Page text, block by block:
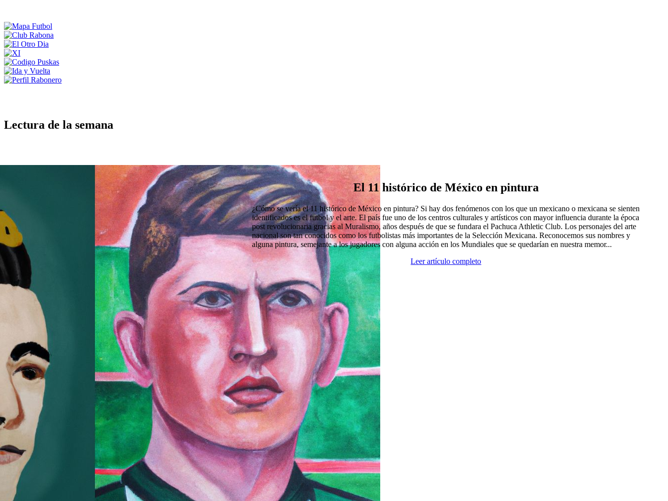
Lectura de la semana
El 11 histórico de México en pintura
¿Cómo se vería el 11 histórico de México en pintura? Si hay dos fenómenos con los que un mexicano o mexicana se sienten
identificados es el futbol y el arte. El país fue uno de los centros culturales y artísticos con mayor influencia durante la época
post revolucionaria gracias al Muralismo, años después de que se fundara el Pachuca Athletic Club. Los personajes del arte
nacional son tan conocidos como los futbolistas más importantes de la Selección Mexicana. Reconocemos sus nombres y
alguna pintura, semejante a los jugadores con alguna acción en los Mundiales que se quedarían en nuestra memor...
Leer artículo completo